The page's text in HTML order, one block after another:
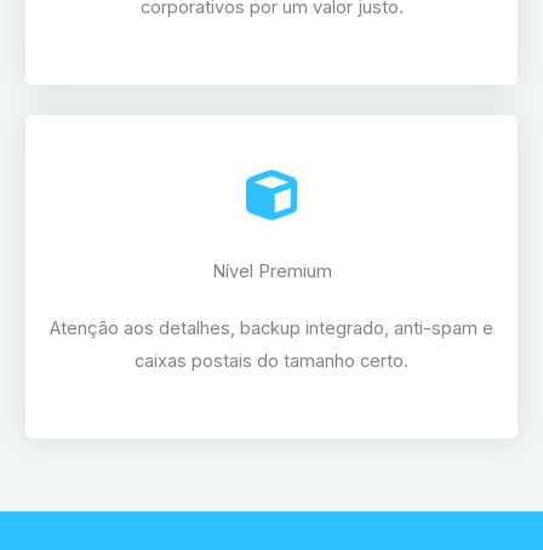
corporativos por um valor justo.
Nível Premium
Atenção aos detalhes, backup integrado, anti-spam e
caixas postais do tamanho certo.